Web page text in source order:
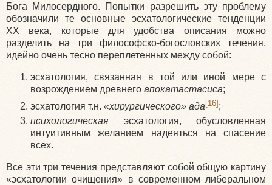
Бога Милосердного. Попытки разрешить эту проблему
обозначили те основные эсхатологические тенденции
XX века, которые для удобства описания можно
разделить на три философско-богословских течения,
идейно очень тесно переплетенных между собой:
эсхатология, связанная в той или иной мере с
возрождением древнего апокатастасиса;
эсхатология т.н. «хирургического» ада [16] ;
психологическая эсхатология, обусловленная
интуитивным желанием надеяться на спасение
всех.
Все эти три течения представляют собой общую картину
«эсхатологии очищения» в современном либеральном